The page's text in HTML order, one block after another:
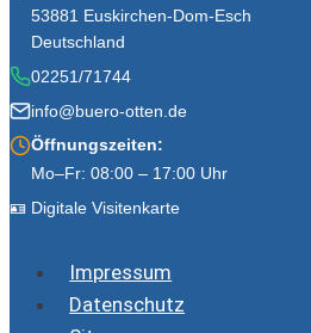
53881 Euskirchen-Dom-Esch
Deutschland
02251/71744
info@buero-otten.de
Öffnungszeiten:
Mo–Fr: 08:00 – 17:00 Uhr
🪪 Digitale Visitenkarte
Impressum
Datenschutz